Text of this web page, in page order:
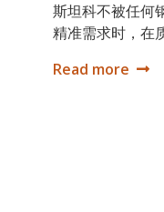
斯坦科不被任何
精准需求时，在
斯坦科的发展历程
Read more